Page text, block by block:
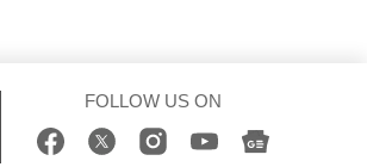
FOLLOW US ON